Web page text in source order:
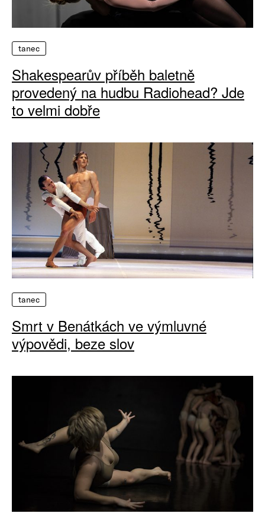
tanec
Shakespearův příběh baletně
provedený na hudbu Radiohead? Jde
to velmi dobře
tanec
Smrt v Benátkách ve výmluvné
výpovědi, beze slov